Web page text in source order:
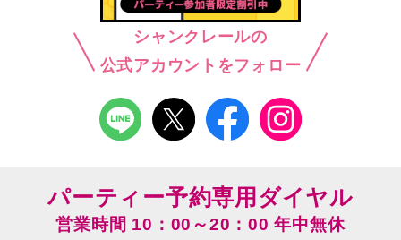
シャンクレールの
公式アカウントをフォロー
パーティー予約専用ダイヤル
営業時間 10：00～20：00 年中無休